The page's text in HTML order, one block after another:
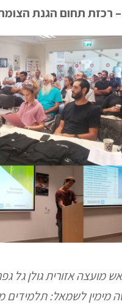
– רכזת תחום הגנת
מועצה אזורית גולן גל
מימין לשמאל: תלמידים